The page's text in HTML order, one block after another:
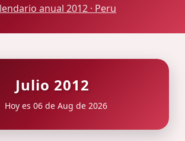
anual 2012 · Peru
Julio 2012
Hoy es 06 de Aug de 2026